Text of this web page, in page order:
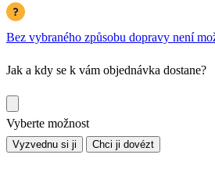
Bez vybraného způsobu dopravy není
Jak a kdy se k vám objednávka dostane?
Vyberte možnost
Vyzvednu si ji Chci ji dovézt